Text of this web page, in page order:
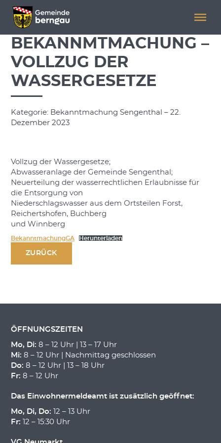
Menü überspringen
Menü überspringen
BEKANNMTMACHUNG –
VOLLZUG DER
WASSERGESETZE
Kategorie: Bekanntmachung Sengenthal – 22.
Dezember 2023
Vollzug der Wassergesetze;
Abwasseranlage der Gemeinde Sengenthal;
Neuerteilung der wasserrechtlichen Erlaubnisse für
die Entsorgung von
Niederschlagswasser aus dem Ortsteilen Forst,
Reichertshofen, Buchberg
und Winnberg
BekanntmachungGA Herunterladen
ZURÜCK
ÖFFNUNGSZEITEN
Mo, Di: 8 – 12 Uhr | 13 – 17 Uhr
Mi: 8 – 12 Uhr | Nachmittag geschlossen
Do: 8 – 12 Uhr | 13 – 18 Uhr
Fr: 8 – 12 Uhr
Das Einwohnermeldeamt ist zusätzlich geöffnet:
Mo, Di, Do: 12 – 13 Uhr
Fr: 12 – 15:30 Uhr